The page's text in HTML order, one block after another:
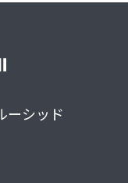
ーシッド